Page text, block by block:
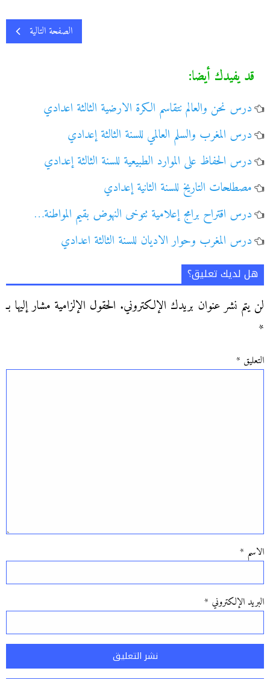
الصفحة التالية
قد يفيدك أيضا:
درس نحن والعالم نتقاسم الكرة الارضية الثالثة اعدادي
درس المغرب والسلم العالمي للسنة الثالثة إعدادي
درس الحفاظ على الموارد الطبيعية للسنة الثالثة إعدادي
مصطلحات التاريخ للسنة الثانية إعدادي
درس اقتراح برامج إعلامية تتوخى النهوض بقيم المواطنة…
درس المغرب وحوار الاديان للسنة الثالثة اعدادي
هل لديك تعليق؟
لن يتم نشر عنوان بريدك الإلكتروني. الحقول الإلزامية مشار إليها بـ
*
التعليق *
الاسم *
البريد الإلكتروني *